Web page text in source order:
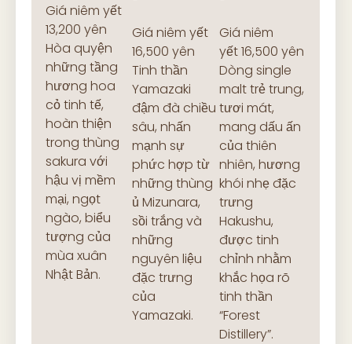
Giá niêm yết
13,200 yên
Hòa quyện
những tầng
hương hoa
cỏ tinh tế,
hoàn thiện
trong thùng
sakura với
hậu vị mềm
mại, ngọt
ngào, biểu
tượng của
mùa xuân
Nhật Bản.
Giá niêm yết
16,500 yên
Tinh thần
Yamazaki
đậm đà chiều
sâu, nhấn
mạnh sự
phức hợp từ
những thùng
ủ Mizunara,
sồi trắng và
những
nguyên liệu
đặc trưng
của
Yamazaki.
Giá niêm
yết 16,500 yên
Dòng single
malt trẻ trung,
tươi mát,
mang dấu ấn
của thiên
nhiên, hương
khói nhẹ đặc
trưng
Hakushu,
được tinh
chỉnh nhằm
khắc họa rõ
tinh thần
“Forest
Distillery”.